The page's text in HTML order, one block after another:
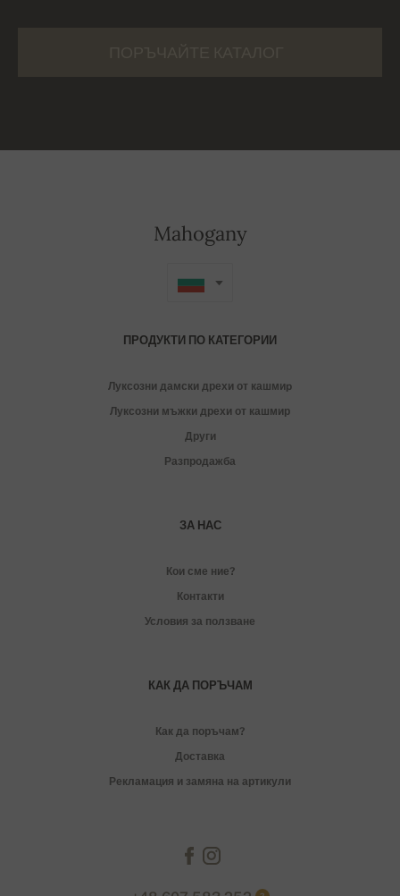
Mahogany
ПРОДУКТИ ПО КАТЕГОРИИ
Луксозни дамски дрехи от кашмиp
Луксозни мъжки дрехи от кашмир
Други
Разпродажба
ЗА НАС
Кои сме ние?
Контакти
Условия за ползване
КАК ДА ПОРЪЧАМ
Как да поръчам?
Доставка
Рекламация и замяна на артикули